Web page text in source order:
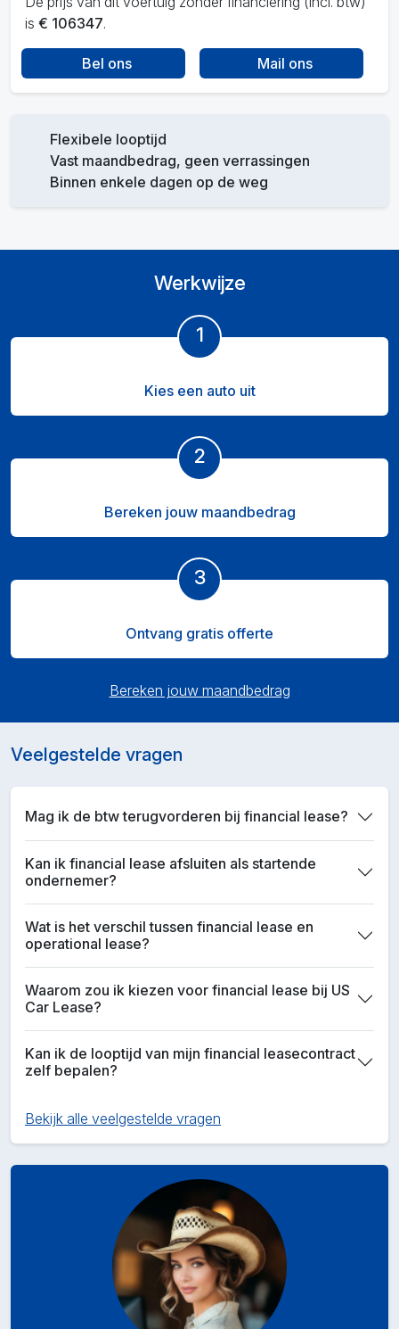
is € 106347.
Bel ons Mail ons
Flexibele looptijd
Vast maandbedrag, geen verrassingen
Binnen enkele dagen op de weg
Werkwijze
1
Kies een auto uit
2
Bereken jouw maandbedrag
3
Ontvang gratis offerte
Bereken jouw maandbedrag
Veelgestelde vragen
Mag ik de btw terugvorderen bij financial lease?
Kan ik financial lease afsluiten als startende
ondernemer?
Wat is het verschil tussen financial lease en
operational lease?
Waarom zou ik kiezen voor financial lease bij US
Car Lease?
Kan ik de looptijd van mijn financial leasecontract
zelf bepalen?
Bekijk alle veelgestelde vragen